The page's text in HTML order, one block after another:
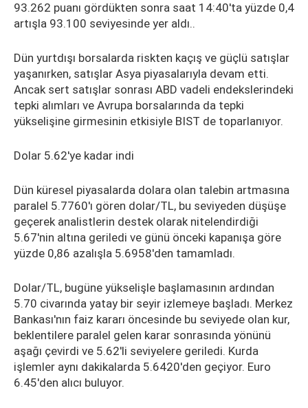
93.262 puanı gördükten sonra saat 14:40'ta yüzde 0,4
artışla 93.100 seviyesinde yer aldı..
Dün yurtdışı borsalarda riskten kaçış ve güçlü satışlar
yaşanırken, satışlar Asya piyasalarıyla devam etti.
Ancak sert satışlar sonrası ABD vadeli endekslerindeki
tepki alımları ve Avrupa borsalarında da tepki
yükselişine girmesinin etkisiyle BIST de toparlanıyor.
Dolar 5.62'ye kadar indi
Dün küresel piyasalarda dolara olan talebin artmasına
paralel 5.7760'ı gören dolar/TL, bu seviyeden düşüşe
geçerek analistlerin destek olarak nitelendirdiği
5.67'nin altına geriledi ve günü önceki kapanışa göre
yüzde 0,86 azalışla 5.6958'den tamamladı.
Dolar/TL, bugüne yükselişle başlamasının ardından
5.70 civarında yatay bir seyir izlemeye başladı. Merkez
Bankası'nın faiz kararı öncesinde bu seviyede olan kur,
beklentilere paralel gelen karar sonrasında yönünü
aşağı çevirdi ve 5.62'li seviyelere geriledi. Kurda
işlemler aynı dakikalarda 5.6420'den geçiyor. Euro
6.45'den alıcı buluyor.